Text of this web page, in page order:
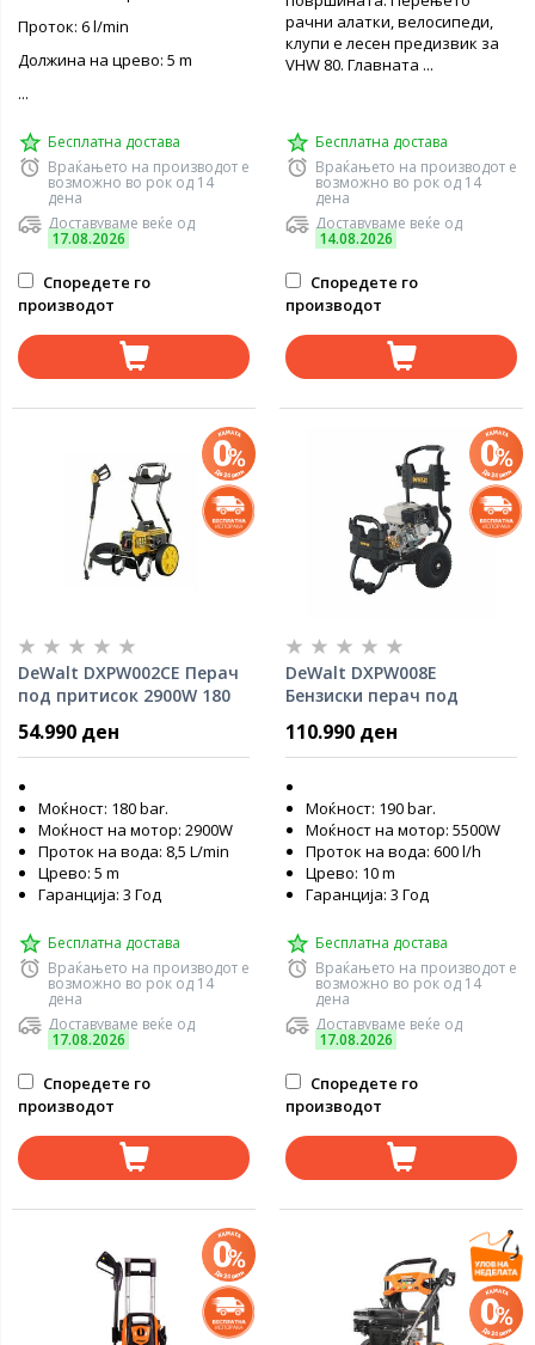
Проток: 6 l/min
Должина на црево: 5 m
...
Бесплатна достава
Враќањето на производот е
возможно во рок од 14
дена
Доставуваме веќе од
17.08.2026
Споредете го
производот
рачни алатки, велосипеди,
клупи е лесен предизвик за
VHW 80. Главната ...
Бесплатна достава
Враќањето на производот е
возможно во рок од 14
дена
Доставуваме веќе од
14.08.2026
Споредете го
производот
DeWalt DXPW002CE Перач
под притисок 2900W 180
54.990 ден
Моќност: 180 bar.
Моќност на мотор: 2900W
Проток на вода: 8,5 L/min
Црево: 5 m
Гаранција: 3 Год
Бесплатна достава
Враќањето на производот е
возможно во рок од 14
дена
Доставуваме веќе од
17.08.2026
Споредете го
производот
DeWalt DXPW008E
Бензиски перач под
110.990 ден
Моќност: 190 bar.
Моќност на мотор: 5500W
Проток на вода: 600 l/h
Црево: 10 m
Гаранција: 3 Год
Бесплатна достава
Враќањето на производот е
возможно во рок од 14
дена
Доставуваме веќе од
17.08.2026
Споредете го
производот